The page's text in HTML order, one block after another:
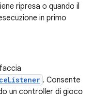
ripresa o quando il
in primo
. Consente
un controller di gioco